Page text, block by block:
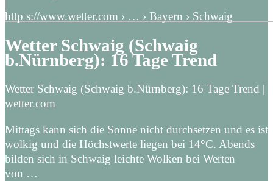
http s://www.wetter.com › … › Bayern › Schwaig
Wetter Schwaig (Schwaig
b.Nürnberg): 16 Tage Trend
Wetter Schwaig (Schwaig b.Nürnberg): 16 Tage Trend |
wetter.com
Mittags kann sich die Sonne nicht durchsetzen und es ist
wolkig und die Höchstwerte liegen bei 14°C. Abends
bilden sich in Schwaig leichte Wolken bei Werten
von …